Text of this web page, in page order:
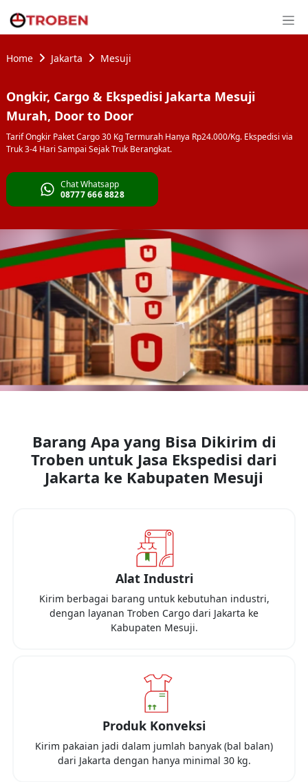
Home Jakarta Mesuji
Ongkir, Cargo & Ekspedisi Jakarta Mesuji
Murah, Door to Door
Tarif Ongkir Paket Cargo 30 Kg Termurah Hanya Rp24.000/Kg. Ekspedisi via
Truk 3-4 Hari Sampai Sejak Truk Berangkat.
Chat Whatsapp
08777 666 8828
Barang Apa yang Bisa Dikirim di
Troben untuk Jasa Ekspedisi dari
Jakarta ke Kabupaten Mesuji
Alat Industri
Kirim berbagai barang untuk kebutuhan industri,
dengan layanan Troben Cargo dari Jakarta ke
Kabupaten Mesuji.
Produk Konveksi
Kirim pakaian jadi dalam jumlah banyak (bal balan)
dari Jakarta dengan hanya minimal 30 kg.